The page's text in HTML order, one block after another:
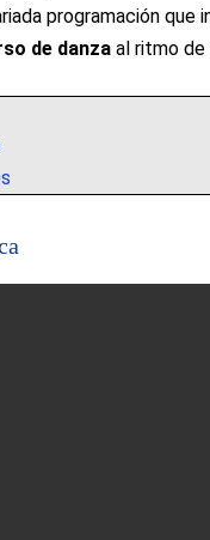
programación que
de danza al ritmo de